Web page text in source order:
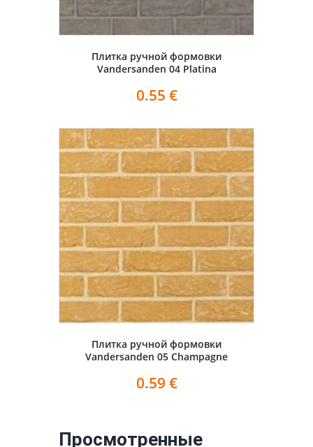
Плитка ручной формовки
Vandersanden 04 Platina
0.55 €
Плитка ручной формовки
Vandersanden 05 Champagne
0.59 €
Просмотренные